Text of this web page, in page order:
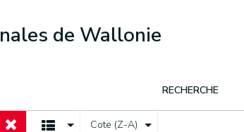
de Wallonie
RECHERCHE
Cote (Z-A)